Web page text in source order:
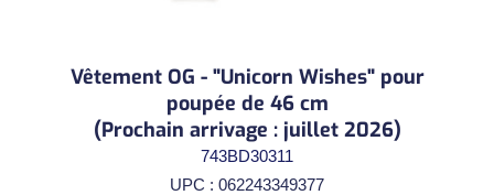
Vêtement OG - "Unicorn Wishes" pour
poupée de 46 cm
(Prochain arrivage : juillet 2026)
743BD30311
UPC : 062243349377